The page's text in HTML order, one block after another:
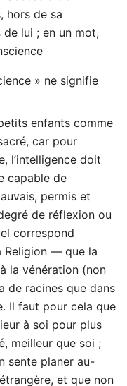
hors de sa
de lui ; en un mot,
» ne signifie
enfants comme
car pour
l’intelligence doit
capable de
permis et
de réflexion ou
correspond
Religion — que la
la vénération (non
de racines que dans
Il faut pour cela que
à soi pour plus
meilleur que soi ;
sente planer au-
et que non